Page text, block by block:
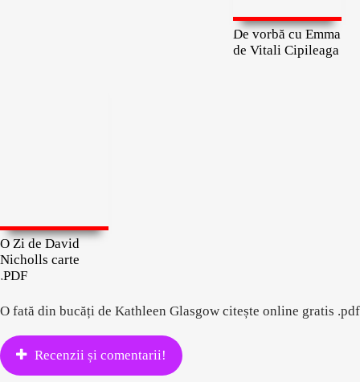
De vorbă cu Emma
de Vitali Cipileaga
O Zi de David
Nicholls carte
.PDF
O fată din bucăți de Kathleen Glasgow citește online gratis .pdf
Recenzii și comentarii!